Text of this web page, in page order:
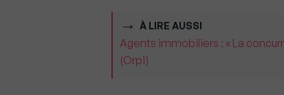
À LIRE AUSSI
Agents immobiliers : « La
(Orpi)